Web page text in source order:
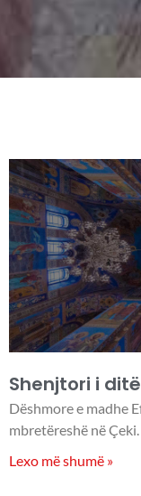
Shenjtori i
Dëshmore e madhe
mbretëreshë në Çeki.
Lexo më shumë »